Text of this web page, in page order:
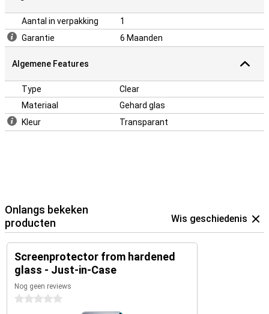
Aantal in verpakking
1
Garantie
6 Maanden
Algemene Features
Type
Clear
Materiaal
Gehard glas
Kleur
Transparant
Onlangs bekeken
producten
Wis geschiedenis
Screenprotector from hardened
glass - Just-in-Case
Nog geen reviews
0 sterren